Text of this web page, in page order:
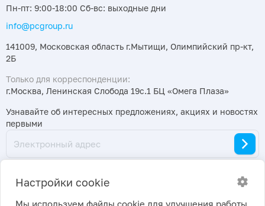
Пн-пт: 9:00-18:00 Сб-вс: выходные дни
info@pcgroup.ru
141009, Московская область г.Мытищи, Олимпийский пр-кт,
2Б
Только для корреспонденции:
г.Москва, Ленинская Слобода 19с.1 БЦ «Омега Плаза»
Узнавайте об интересных предложениях, акциях и новостях
первыми
Настройки cookie
Мы используем файлы cookie для улучшения работы